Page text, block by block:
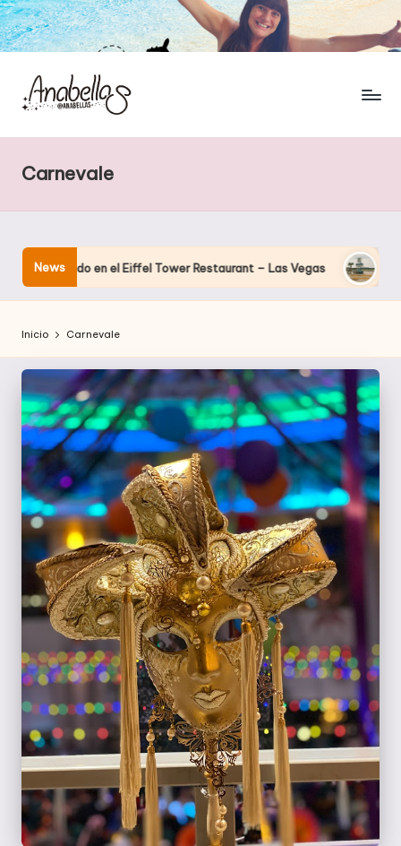
Carnevale
News
en el Eiffel Tower Restaurant – Las Vegas El hotel
Inicio Carnevale